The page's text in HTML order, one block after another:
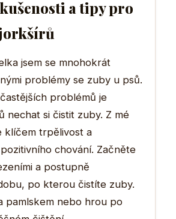
a tipy pro
jsem se mnohokrát
problémy se zuby u psů.
problémů je
nechat si čistit zuby. Z mé
klíčem trpělivost a
chování. Začněte
a postupně
po kterou čistíte zuby.
pamlskem nebo hrou po